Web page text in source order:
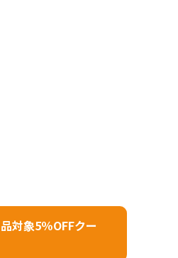
対象5％OFFクー